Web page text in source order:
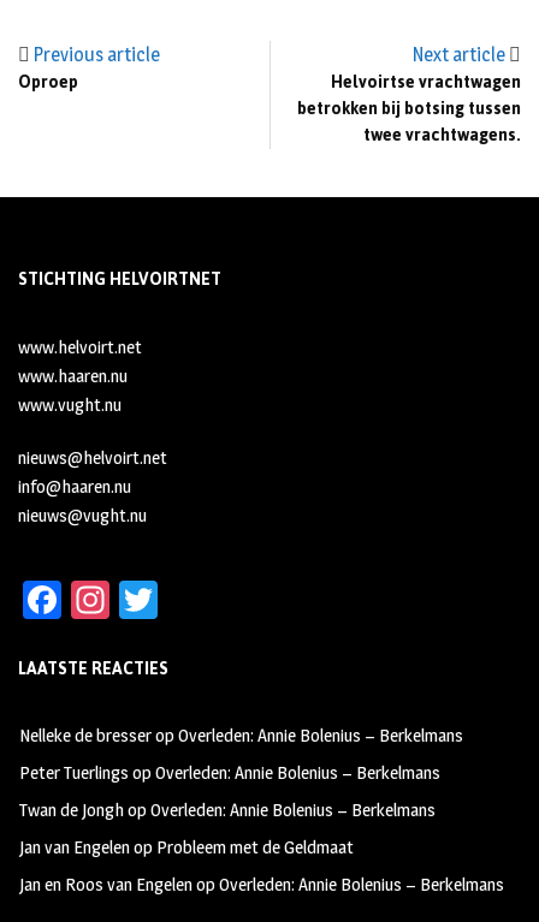
Previous article
Oproep
Next article
Helvoirtse vrachtwagen
betrokken bij botsing tussen
twee vrachtwagens.
STICHTING HELVOIRTNET
www.helvoirt.net
www.haaren.nu
www.vught.nu
nieuws@helvoirt.net
info@haaren.nu
nieuws@vught.nu
Fa
b
oo
k
In
ag
m
tt
LAATSTE REACTIES
Nelleke de bresseropOverleden: Annie Bolenius – Berkelmans
Peter Tuerlings opOverleden: Annie Bolenius – Berkelmans
Twan de JonghopOverleden: Annie Bolenius – Berkelmans
Jan van Engelenop Probleem met de Geldmaat
Jan en Roos van EngelenopOverleden: Annie Bolenius – Berkelmans